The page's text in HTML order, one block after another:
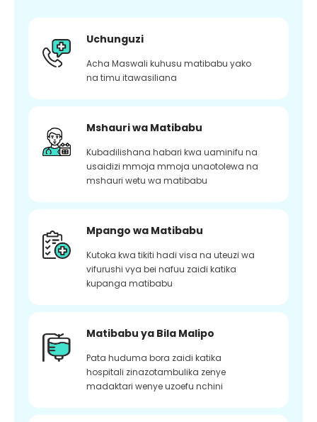
Uchunguzi
Acha Maswali kuhusu matibabu yako
na timu itawasiliana
Mshauri wa Matibabu
Kubadilishana habari kwa uaminifu na
usaidizi mmoja mmoja unaotolewa na
mshauri wetu wa matibabu
Mpango wa Matibabu
Kutoka kwa tikiti hadi visa na uteuzi wa
vifurushi vya bei nafuu zaidi katika
kupanga matibabu
Matibabu ya Bila Malipo
Pata huduma bora zaidi katika
hospitali zinazotambulika zenye
madaktari wenye uzoefu nchini